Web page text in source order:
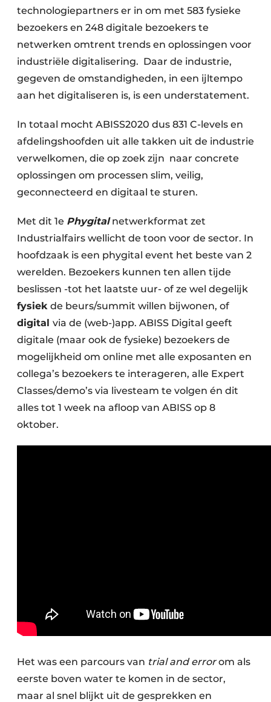
technologiepartners er in om met 583 fysieke
bezoekers en 248 digitale bezoekers te
netwerken omtrent trends en oplossingen voor
industriële digitalisering. Daar de industrie,
gegeven de omstandigheden, in een ijltempo
aan het digitaliseren is, is een understatement.
In totaal mocht ABISS2020 dus 831 C-levels en
afdelingshoofden uit alle takken uit de industrie
verwelkomen, die op zoek zijn naar concrete
oplossingen om processen slim, veilig,
geconnecteerd en digitaal te sturen.
Met dit 1e Phygitalnetwerkformat zet
Industrialfairs wellicht de toon voor de sector. In
hoofdzaak is een phygital event het beste van 2
werelden. Bezoekers kunnen ten allen tijde
beslissen -tot het laatste uur- of ze wel degelijk
fysiek de beurs/summit willen bijwonen, of
digital via de (web-)app. ABISS Digital geeft
digitale (maar ook de fysieke) bezoekers de
mogelijkheid om online met alle exposanten en
collega’s bezoekers te interageren, alle Expert
Classes/demo’s via livesteam te volgen én dit
alles tot 1 week na afloop van ABISS op 8
oktober.
Het was een parcours van trial and errorom als
eerste boven water te komen in de sector,
maar al snel blijkt uit de gesprekken en